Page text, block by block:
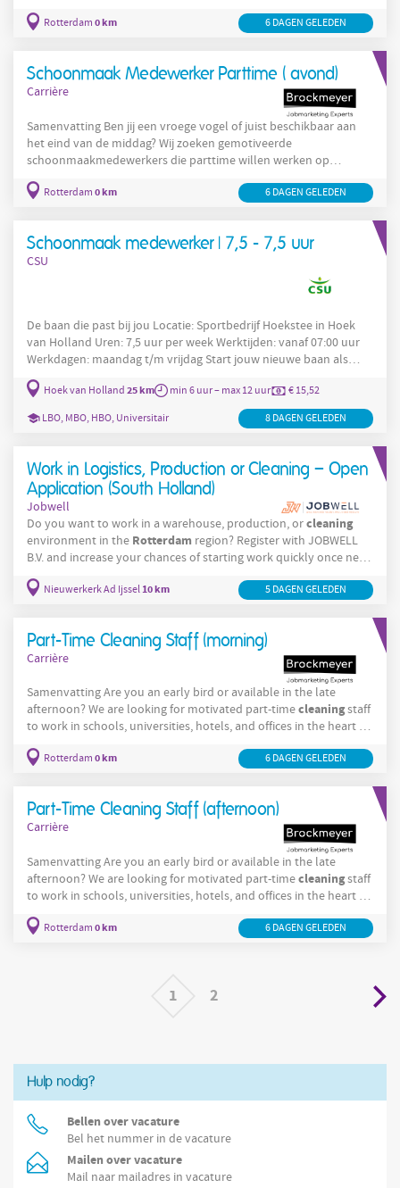
Werk in een prettige omgeving, met flexibele uren. Goed werk!
locaties in de regioRotterdam, zoals
Rotterdam 0 km 6 DAGEN GELEDEN
Schoonmaak Medewerker Parttime ( avond)
Carrière
Samenvatting Ben jij een vroege vogel of juist beschikbaar aan
het eind van de middag? Wij zoeken gemotiveerde
schoonmaakmedewerkers die parttime willen werken op
scholen, universiteiten, hotels en kantoren in hartje
Werk in een prettige omgeving, met flexibele uren. Goed werk!
locaties in de regioRotterdam, zoals
Rotterdam 0 km 6 DAGEN GELEDEN
Schoonmaak medewerker | 7,5 - 7,5 uur
CSU
De baan die past bij jou Locatie: Sportbedrijf Hoekstee in Hoek
van Holland Uren: 7,5 uur per week Werktijden: vanaf 07:00 uur
Werkdagen: maandag t/m vrijdag Start jouw nieuwe baan als
schoonmaak
van Holland. Op deze locatie werk je alleen. Sporthal Hoekstee in
Hoek van Holland is een sportlocatie waar dagelijks
verschillende sporten worden beoefend, zoals zaalvoetbal,
Hoek van Holland 25 km min 6 uur – max 12 uur € 15,52
LBO, MBO, HBO, Universitair 8 DAGEN GELEDEN
Work in Logistics, Production or Cleaning – Open
Application (South Holland)
Jobwell
Do you want to work in a warehouse, production, orcleaning
environment in the Rotterdam region? Register with JOBWELL
B.V. and increase your chances of starting work quickly once new
assignments become available. Over het bedrijf JOBWELL B.V. is a
staffing agency working with multiple companies in logistics,
Nieuwerkerk Ad Ijssel10 km 5 DAGEN GELEDEN
Part-Time Cleaning Staff (morning)
Carrière
Samenvatting Are you an early bird or available in the late
afternoon? We are looking for motivated part-timecleaningstaff
to work in schools, universities, hotels, and offices in the heart of
Rotterdam
Good work! Over de functie As a part-time cleaner, you will be
Rotterdam 0 km 6 DAGEN GELEDEN
Part-Time Cleaning Staff (afternoon)
Carrière
Samenvatting Are you an early bird or available in the late
afternoon? We are looking for motivated part-timecleaningstaff
to work in schools, universities, hotels, and offices in the heart of
Rotterdam
Good work! Over de functie As a part-time cleaner, you will be
Rotterdam 0 km 6 DAGEN GELEDEN
1 2
Hulp nodig?
Bellen over vacature
Bel het nummer in de vacature
Mailen over vacature
Mail naar mailadres in vacature